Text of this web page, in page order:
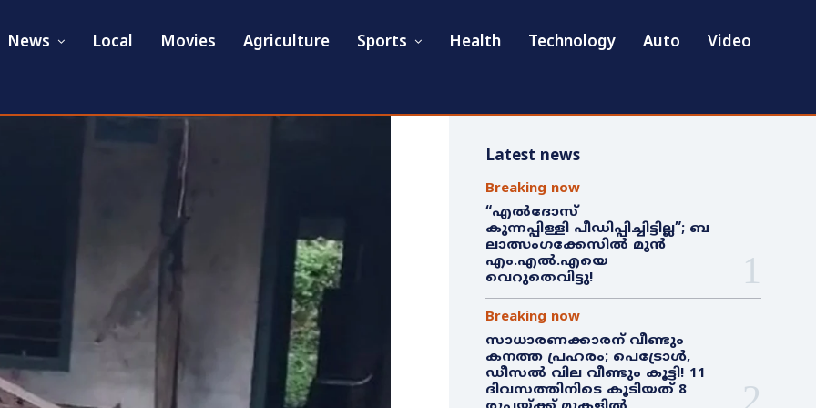
News Local Movies Agriculture Sports Health Technology Auto Video
Latest news
Breaking now
“എൽദോസ്
കുന്നപ്പിള്ളി പീഡിപ്പിച്ചിട്ടില്ല”; ബ
ലാത്സംഗക്കേസിൽ മുൻ
എം.എൽ.എയെ
വെറുതെവിട്ടു!
Breaking now
സാധാരണക്കാരന് വീണ്ടും
കനത്ത പ്രഹരം; പെട്രോൾ,
ഡീസൽ വില വീണ്ടും കൂട്ടി! 11
ദിവസത്തിനിടെ കൂടിയത് 8